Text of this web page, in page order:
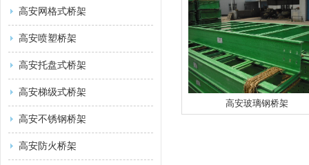
高安网格式桥架
高安喷塑桥架
高安托盘式桥架
高安梯级式桥架
高安不锈钢桥架
高安防火桥架
高安玻璃钢桥架